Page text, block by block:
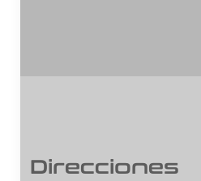
Direcciones